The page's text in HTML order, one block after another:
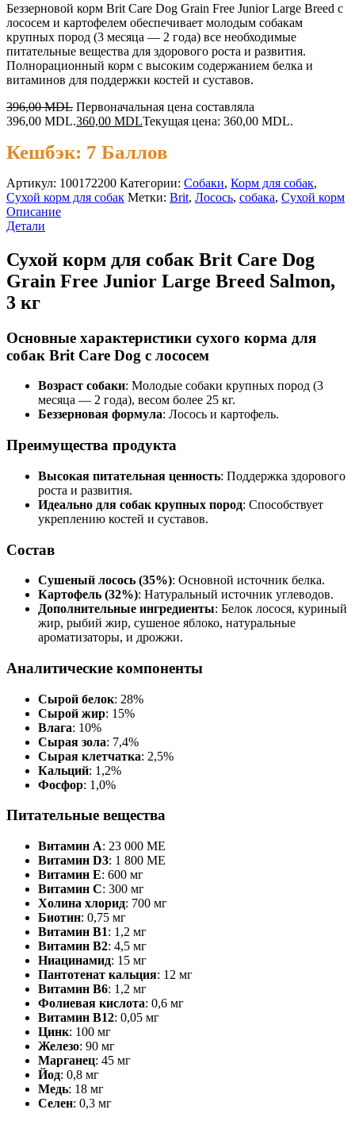
Беззерновой корм Brit Care Dog Grain Free Junior Large Breed с
лососем и картофелем обеспечивает молодым собакам
крупных пород (3 месяца — 2 года) все необходимые
питательные вещества для здорового роста и развития.
Полнорационный корм с высоким содержанием белка и
витаминов для поддержки костей и суставов.
396,00MDL Первоначальная цена составляла
396,00 MDL.360,00 MDLТекущая цена: 360,00 MDL.
Кешбэк: 7 Баллов
Артикул: 100172200 Категории: Cобаки, Корм для собак,
Сухой корм для собак Метки: Brit, Лосось, собака, Сухой корм
Описание
Детали
Сухой корм для собак Brit Care Dog
Grain Free Junior Large Breed Salmon,
3 кг
Основные характеристики сухого корма для
собак Brit Care Dog с лососем
Возраст собаки: Молодые собаки крупных пород (3
месяца — 2 года), весом более 25 кг.
Беззерновая формула: Лосось и картофель.
Преимущества продукта
Высокая питательная ценность: Поддержка здорового
роста и развития.
Идеально для собак крупных пород: Способствует
укреплению костей и суставов.
Состав
Сушеный лосось (35%): Основной источник белка.
Картофель (32%): Натуральный источник углеводов.
Дополнительные ингредиенты: Белок лосося, куриный
жир, рыбий жир, сушеное яблоко, натуральные
ароматизаторы, и дрожжи.
Аналитические компоненты
Сырой белок: 28%
Сырой жир: 15%
Влага: 10%
Сырая зола: 7,4%
Сырая клетчатка: 2,5%
Кальций: 1,2%
Фосфор: 1,0%
Питательные вещества
Витамин A: 23 000 МЕ
Витамин D3: 1 800 МЕ
Витамин E: 600 мг
Витамин C: 300 мг
Холина хлорид: 700 мг
Биотин: 0,75 мг
Витамин B1: 1,2 мг
Витамин B2: 4,5 мг
Ниацинамид: 15 мг
Пантотенат кальция: 12 мг
Витамин B6: 1,2 мг
Фолиевая кислота: 0,6 мг
Витамин B12: 0,05 мг
Цинк: 100 мг
Железо: 90 мг
Марганец: 45 мг
Йод: 0,8 мг
Медь: 18 мг
Селен: 0,3 мг